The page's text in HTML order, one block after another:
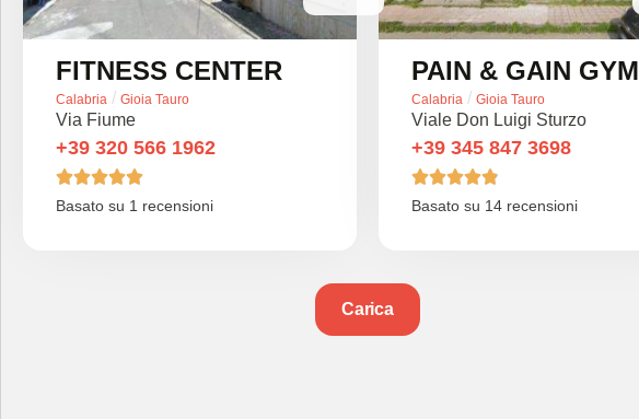
FITNESS CENTER
Calabria / Gioia Tauro
Via Fiume
+39 320 566 1962

Basato su 1 recensioni
PAIN & GAIN GYM
Calabria / Gioia Tauro
Viale Don Luigi Sturzo
+39 345 847 3698

Basato su 14 recensioni
Carica